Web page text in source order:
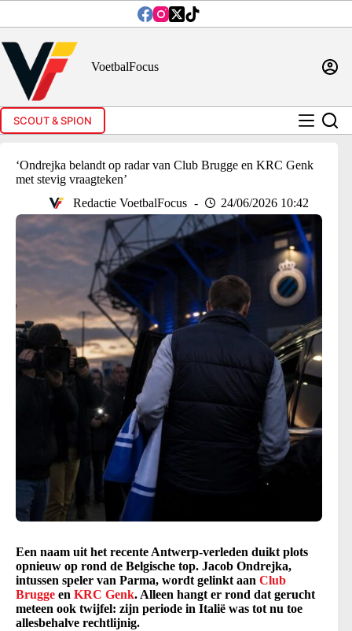
inhoud
VoetbalFocus
SCOUT & SPION
‘Ondrejka belandt op radar van Club Brugge en KRC Genk
met stevig vraagteken’
Redactie VoetbalFocus
24/06/2026 10:42
Een naam uit het recente Antwerp-verleden duikt plots
opnieuw op rond de Belgische top. Jacob Ondrejka,
intussen speler van Parma, wordt gelinkt aan Club
Brugge en KRC Genk. Alleen hangt er rond dat gerucht
meteen ook twijfel: zijn periode in Italië was tot nu toe
allesbehalve rechtlijnig.